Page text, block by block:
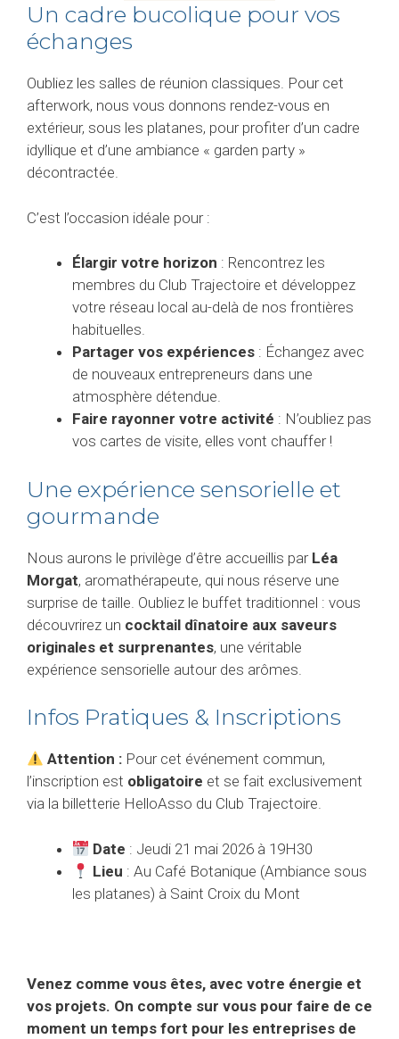
Un cadre bucolique pour vos
échanges
Oubliez les salles de réunion classiques. Pour cet
afterwork, nous vous donnons rendez-vous en
extérieur, sous les platanes, pour profiter d’un cadre
idyllique et d’une ambiance « garden party »
décontractée.
C’est l’occasion idéale pour :
Élargir votre horizon : Rencontrez les
membres du Club Trajectoire et développez
votre réseau local au-delà de nos frontières
habituelles.
Partager vos expériences : Échangez avec
de nouveaux entrepreneurs dans une
atmosphère détendue.
Faire rayonner votre activité : N’oubliez pas
vos cartes de visite, elles vont chauffer !
Une expérience sensorielle et
gourmande
Nous aurons le privilège d’être accueillis par Léa
Morgat, aromathérapeute, qui nous réserve une
surprise de taille. Oubliez le buffet traditionnel : vous
découvrirez un cocktail dînatoire aux saveurs
originales et surprenantes, une véritable
expérience sensorielle autour des arômes.
Infos Pratiques & Inscriptions
Attention : Pour cet événement commun,
l’inscription est obligatoire et se fait exclusivement
via la billetterie HelloAsso du Club Trajectoire.
Date : Jeudi 21 mai 2026 à 19H30
Lieu : Au Café Botanique (Ambiance sous
les platanes) à Saint Croix du Mont
Venez comme vous êtes, avec votre énergie et
vos projets. On compte sur vous pour faire de ce
moment un temps fort pour les entreprises de